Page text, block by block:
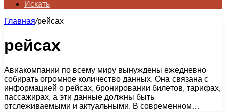
Искать
Главная/рейсах
рейсах
Авиакомпании по всему миру вынуждены ежедневно
собирать огромное количество данных. Она связана с
информацией о рейсах, бронировании билетов, тарифах,
пассажирах, а эти данные должны быть
отслеживаемыми и актуальными. В современном…